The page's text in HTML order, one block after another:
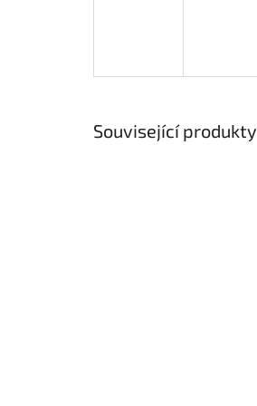
Související produkty